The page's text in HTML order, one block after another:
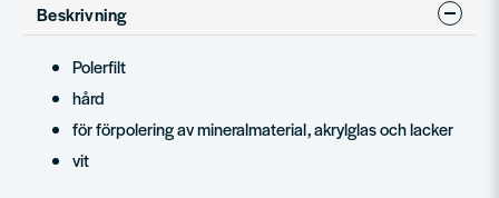
Beskrivning
Polerfilt
hård
för förpolering av mineralmaterial, akrylglas och lacker
vit